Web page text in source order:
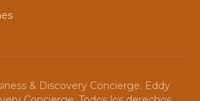
& Discovery Concierge. Eddy